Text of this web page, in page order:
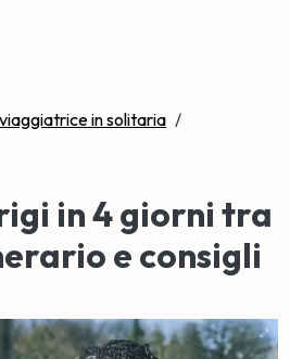
in solitaria /
in 4 giorni tra
e consigli